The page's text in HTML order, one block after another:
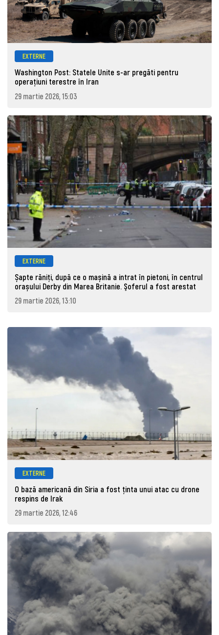
EXTERNE
Washington Post: Statele Unite s-ar pregăti pentru
operațiuni terestre în Iran
29 martie 2026, 15:03
EXTERNE
Șapte răniți, după ce o mașină a intrat în pietoni, în centrul
orașului Derby din Marea Britanie. Şoferul a fost arestat
29 martie 2026, 13:10
EXTERNE
O bază americană din Siria a fost ținta unui atac cu drone
respins de Irak
29 martie 2026, 12:46